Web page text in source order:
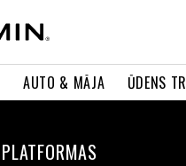
AUTO & MĀJA ŪDENS
PLATFORMAS